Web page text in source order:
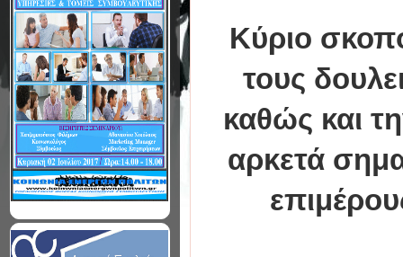
Κύριο
τους
καθώς και
αρκετά